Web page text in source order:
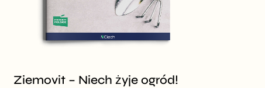
Ziemovit – Niech żyje ogród!